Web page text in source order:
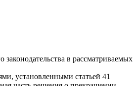
в рассматриваемых
установленными статьей 41